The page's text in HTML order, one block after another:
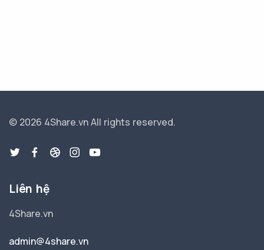
© 2026 4Share.vnAll rights reserved.
Liên hệ
4Share.vn
admin@4share.vn